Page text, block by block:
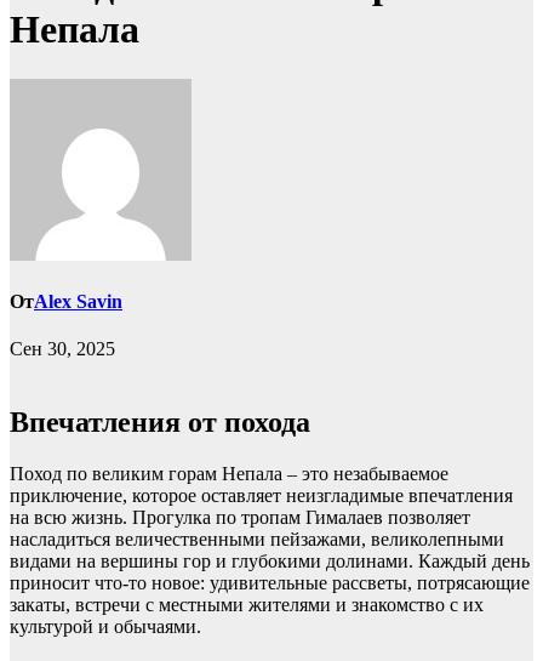
Непала
ОтAlex Savin
Сен 30, 2025
Впечатления от похода
Поход по великим горам Непала – это незабываемое
приключение, которое оставляет неизгладимые впечатления
на всю жизнь. Прогулка по тропам Гималаев позволяет
насладиться величественными пейзажами, великолепными
видами на вершины гор и глубокими долинами. Каждый день
приносит что-то новое: удивительные рассветы, потрясающие
закаты, встречи с местными жителями и знакомство с их
культурой и обычаями.